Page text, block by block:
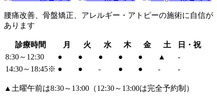
腰痛改善、骨盤矯正、アレルギー・アトピーの施術に自信が
あります
診療時間 月 火 水 木 金 土
日・祝
8:30～12:30
● ● ● ● ● ▲
-
14:30～18:45※ ● ● - ● ● - -
▲土曜午前は8:30～13:00（12:30～13:00は完全予約制）